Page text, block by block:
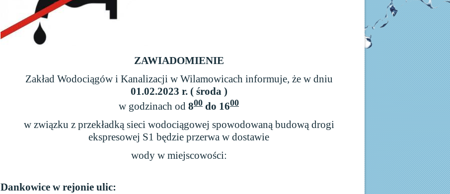
ZAWIADOMIENIE
Zakład Wodociągów i Kanalizacji w Wilamowicach informuje, że w dniu
01.02.2023 r. ( środa )
w godzinach od 800 do 1600
w związku z przekładką sieci wodociągowej spowodowaną budową drogi
ekspresowej S1 będzie przerwa w dostawie
wody w miejscowości:
Dankowice w rejonie ulic: